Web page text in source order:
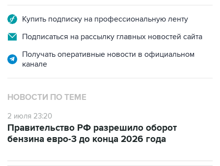
Купить подписку на профессиональную ленту
Подписаться на рассылку главных новостей сайта
Получать оперативные новости в официальном
канале
НОВОСТИ ПО ТЕМЕ
2 июля 23:20
Правительство РФ разрешило оборот
бензина евро-3 до конца 2026 года